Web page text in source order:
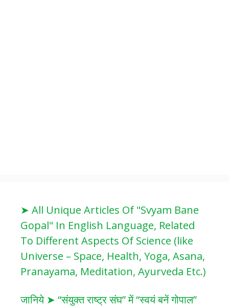
➤ All Unique Articles Of "Svyam Bane
Gopal" In English Language, Related
To Different Aspects Of Science (like
Universe – Space, Health, Yoga, Asana,
Pranayama, Meditation, Ayurveda Etc.)
जानिये ➤ “संयुक्त राष्ट्र संघ” में “स्वयं बनें गोपाल”